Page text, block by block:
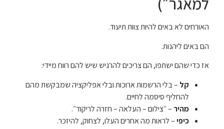
האורחים לא באים להיות צוות תיעוד.
הם באים ליהנות.
אז כדי שהם ישתפו, הם צריכים להרגיש שיש להם רווח מיידי:
קל – בלי הרשמות ארוכות ובלי אפליקציה שמבקשת מהם
להחליף סיסמה לחיים.
מהיר – ״צילום – העלאה – חזרה לריקוד״.
כיפי– לראות מה אחרים העלו, לצחוק, להיזכר.